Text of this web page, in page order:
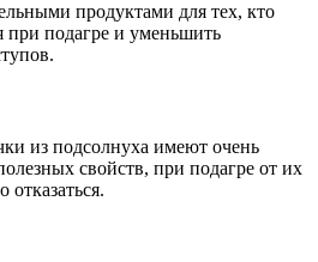
продуктами для тех, кто
при подагре и уменьшить
из подсолнуха имеют очень
свойств, при подагре от их
отказаться.